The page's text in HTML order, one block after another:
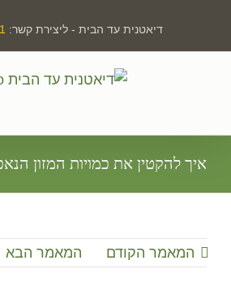
דיאטנית עד הבית - ליצירת קשר:
איך להקטין את כמויות המזון
המאמר הקודם המאמר הבא